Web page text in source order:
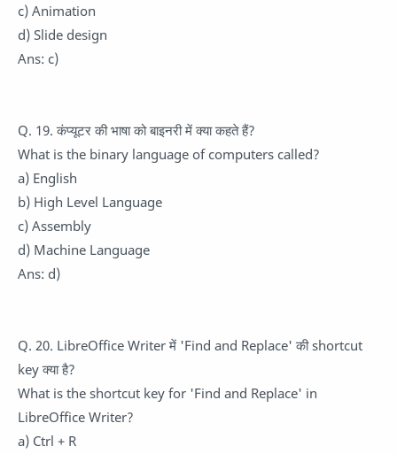
c) Animation
d) Slide design
Ans: c)
Q. 19. कंप्यूटर की भाषा को बाइनरी में क्या कहते हैं?
What is the binary language of computers called?
a) English
b) High Level Language
c) Assembly
d) Machine Language
Ans: d)
Q. 20. LibreOffice Writer में 'Find and Replace' की shortcut
key क्या है?
What is the shortcut key for 'Find and Replace' in
LibreOffice Writer?
a) Ctrl + R